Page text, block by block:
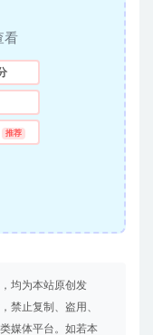
看
推荐
均为本站原创发
禁止复制、盗用、
媒体平台。如若本